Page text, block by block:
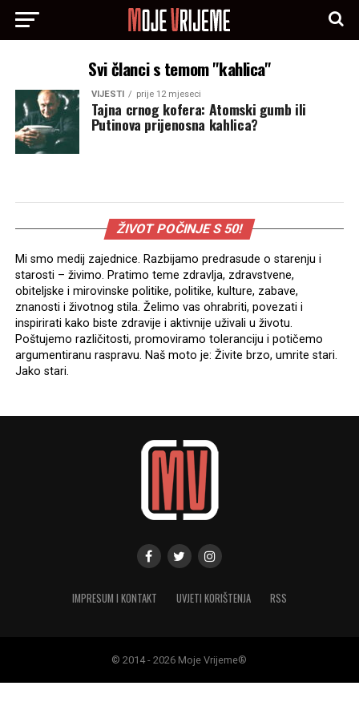
Svi članci s temom "kahlica"
VIJESTI prije 12 mjeseci
Tajna crnog kofera: Atomski gumb ili
Putinova prijenosna kahlica?
ŽIVOT POČINJE S 50!
Mi smo medij zajednice. Razbijamo predrasude o starenju i
starosti – živimo. Pratimo teme zdravlja, zdravstvene,
obiteljske i mirovinske politike, politike, kulture, zabave,
znanosti i životnog stila. Želimo vas ohrabriti, povezati i
inspirirati kako biste zdravije i aktivnije uživali u životu.
Poštujemo različitosti, promoviramo toleranciju i potičemo
argumentiranu raspravu. Naš moto je: Živite brzo, umrite stari.
Jako stari.
IMPRESUM I KONTAKT UVJETI KORIŠTENJA RSS
© 2014 - 2026 Moje Vrijeme®